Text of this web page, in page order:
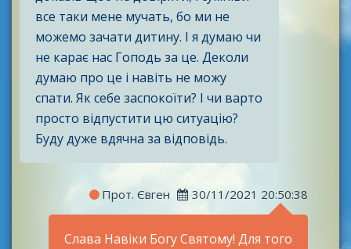
все таки мене мучать, бо ми не
можемо зачати дитину. І я думаю чи
не карає нас Гоподь за це. Деколи
думаю про це і навіть не можу
спати. Як себе заспокоїти? І чи варто
просто відпустити цю ситуацію?
Буду дуже вдячна за відповідь.
Прот. Євген 30/11/2021 20:50:38
Слава Навіки Богу Святому! Для того